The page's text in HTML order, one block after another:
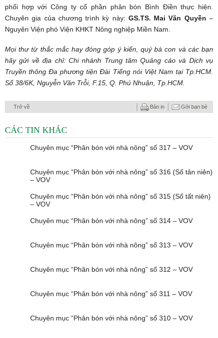
phối hợp với Công ty cổ phần phân bón Bình Điền thực hiện.
Chuyên gia của chương trình kỳ này: GS.TS. Mai Văn Quyền –
Nguyên Viện phó Viện KHKT Nông nghiệp Miền Nam.
Mọi thư từ thắc mắc hay đóng góp ý kiến, quý bà con và các bạn
hãy gửi về địa chỉ: Chi nhánh Trung tâm Quảng cáo và Dịch vụ
Truyền thông Đa phương tiện Đài Tiếng nói Việt Nam tại Tp.HCM.
Số 38/6K, Nguyễn Văn Trỗi, F.15, Q. Phú Nhuận, Tp.HCM.
Trở về Gởi bạn bè
Bản in
CÁC TIN KHÁC
Chuyên mục “Phân bón với nhà nông” số 317 – VOV
Chuyên mục “Phân bón với nhà nông” số 316 (Số tân niên)
– VOV
Chuyên mục “Phân bón với nhà nông” số 315 (Số tất niên)
– VOV
Chuyên mục “Phân bón với nhà nông” số 314 – VOV
Chuyên mục “Phân bón với nhà nông” số 313 – VOV
Chuyên mục “Phân bón với nhà nông” số 312 – VOV
Chuyên mục “Phân bón với nhà nông” số 311 – VOV
Chuyên mục “Phân bón với nhà nông” số 310 – VOV